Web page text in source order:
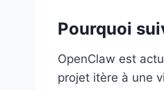
Pourquoi
OpenClaw est
projet itère à une